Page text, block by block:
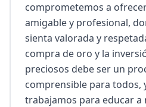
comprometemos a
amigable y profesional,
sienta valorada y
compra de oro y la
preciosos debe ser un
comprensible para todos,
trabajamos para educar a